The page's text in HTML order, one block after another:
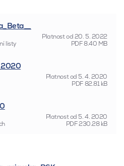
Platnost od20. 5. 2022
listy
PDF8.40 MB
Platnost od 5. 4. 2020
PDF82.81 kB
Platnost od 5. 4. 2020
PDF230.28 kB